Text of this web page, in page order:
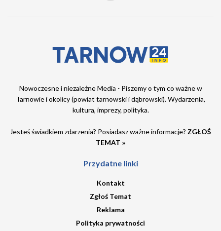
Nowoczesne i niezależne Media - Piszemy o tym co ważne w
Tarnowie i okolicy (powiat tarnowski i dąbrowski). Wydarzenia,
kultura, imprezy, polityka.
Jesteś świadkiem zdarzenia? Posiadasz ważne informacje? ZGŁOŚ
TEMAT »
Przydatne linki
Kontakt
Zgłoś Temat
Reklama
Polityka prywatności